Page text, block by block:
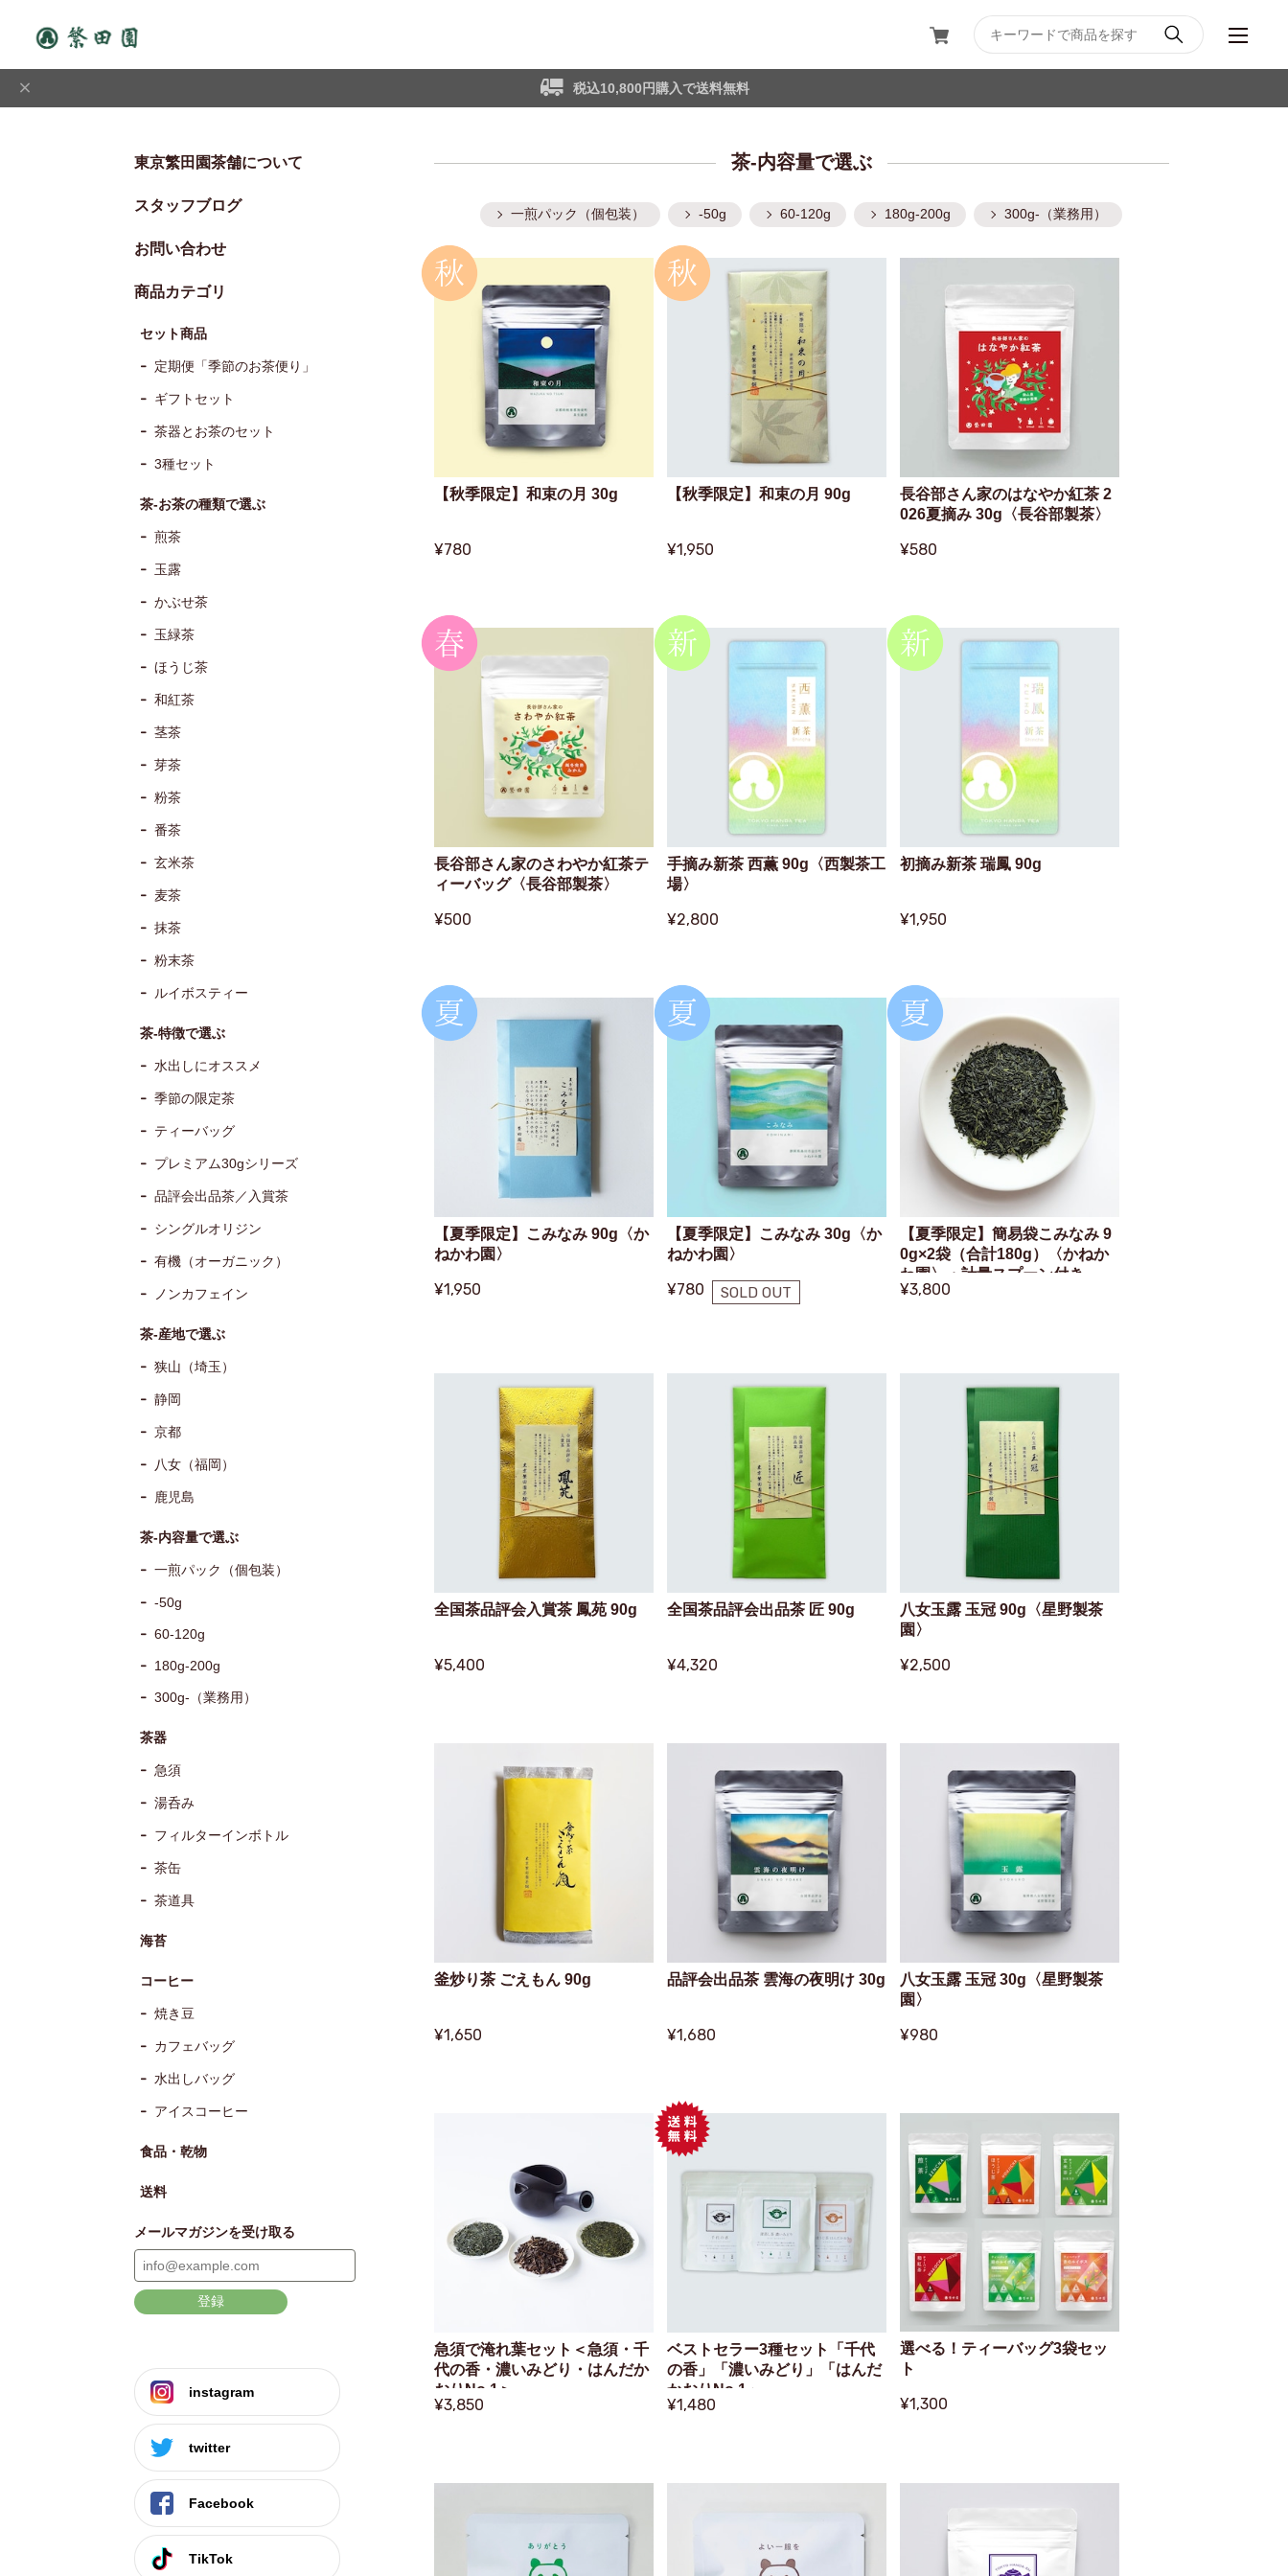
税込10,800円購入で送料無料
東京繁田園茶舗について
スタッフブログ
お問い合わせ
商品カテゴリ
セット商品
定期便「季節のお茶便り」
ギフトセット
茶器とお茶のセット
3種セット
茶-お茶の種類で選ぶ
煎茶
玉露
かぶせ茶
玉緑茶
ほうじ茶
和紅茶
茎茶
芽茶
粉茶
番茶
玄米茶
麦茶
抹茶
粉末茶
ルイボスティー
茶-特徴で選ぶ
水出しにオススメ
季節の限定茶
ティーバッグ
プレミアム30gシリーズ
品評会出品茶／入賞茶
シングルオリジン
有機（オーガニック）
ノンカフェイン
茶-産地で選ぶ
狭山（埼玉）
静岡
京都
八女（福岡）
鹿児島
茶-内容量で選ぶ
一煎パック（個包装）
-50g
60-120g
180g-200g
300g-（業務用）
茶器
急須
湯呑み
フィルターインボトル
茶缶
茶道具
海苔
コーヒー
焼き豆
カフェバッグ
水出しバッグ
アイスコーヒー
食品・乾物
送料
メールマガジンを受け取る
登録
instagram
twitter
Facebook
TikTok
茶-内容量で選ぶ
一煎パック（個包装） -50g 60-120g 180g-200g 300g-（業務用）
【秋季限定】和束の月 30g
¥780
【秋季限定】和束の月 90g
¥1,950
長谷部さん家のはなやか紅茶 2
026夏摘み 30g〈長谷部製茶〉
¥580
長谷部さん家のさわやか紅茶テ
ィーバッグ〈長谷部製茶〉
¥500
手摘み新茶 西薫 90g〈西製茶工
場〉
¥2,800
初摘み新茶 瑞鳳 90g
¥1,950
【夏季限定】こみなみ 90g〈か
ねかわ園〉
¥1,950
【夏季限定】こみなみ 30g〈か
ねかわ園〉
¥780 SOLD OUT
【夏季限定】簡易袋こみなみ 9
0g×2袋（合計180g）〈かねか
わ園〉・計量スプーン付き
¥3,800
全国茶品評会入賞茶 鳳苑 90g
¥5,400
全国茶品評会出品茶 匠 90g
¥4,320
八女玉露 玉冠 90g〈星野製茶
園〉
¥2,500
釜炒り茶 ごえもん 90g
¥1,650
品評会出品茶 雲海の夜明け 30g
¥1,680
八女玉露 玉冠 30g〈星野製茶
園〉
¥980
急須で淹れ葉セット＜急須・千
代の香・濃いみどり・はんだか
おりNo.1＞
¥3,850
ベストセラー3種セット「千代
の香」「濃いみどり」「はんだ
かおりNo.1」
¥1,480
選べる！ティーバッグ3袋セッ
ト
¥1,300